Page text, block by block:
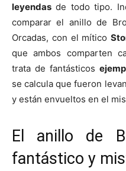
leyendas de todo tipo.
comparar el anillo de
Orcadas, con el mítico
que ambos comparten
trata de fantásticos
se calcula que fueron
y están envueltos en el
El anillo de
fantástico y